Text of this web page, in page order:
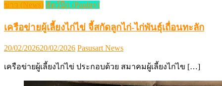
ข่าว (News) สัตว์ปีก (Poultry)
เครือข่ายผู้เลี้ยงไก่ไข่ จี้สกัดลูกไก่-ไก่พันธุ์เถื่อนทะลัก
Posted
20/02/202620/02/2026 Author
Pasusart News
เครือข่ายผู้เลี้ยงไก่ไข่ ประกอบด้วย สมาคมผู้เลี้ยงไก่ไข […]